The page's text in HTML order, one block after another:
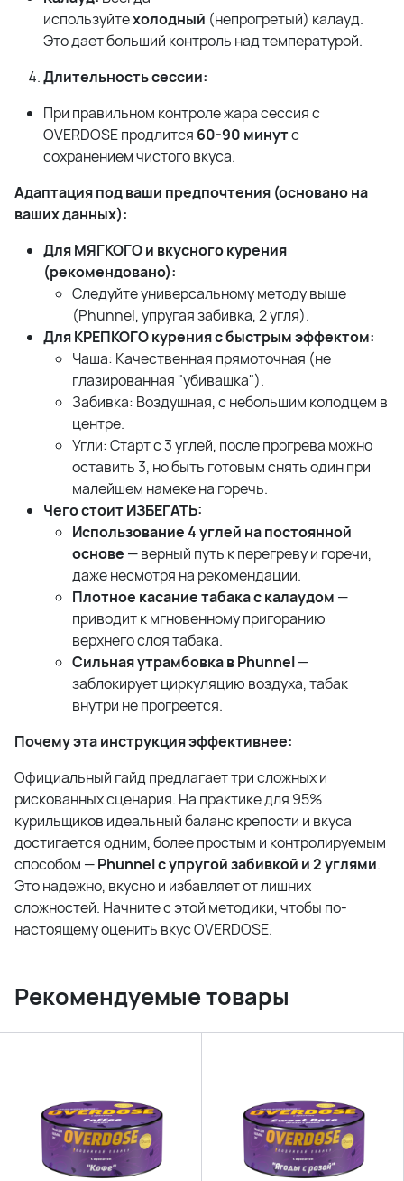
используйтехолодный (непрогретый) калауд.
Это дает больший контроль над температурой.
Длительность сессии:
При правильном контроле жара сессия с
OVERDOSE продлится 60-90 минутс
сохранением чистого вкуса.
Адаптация под ваши предпочтения (основано на
ваших данных):
Для МЯГКОГО и вкусного курения
(рекомендовано):
Следуйте универсальному методу выше
(Phunnel, упругая забивка, 2 угля).
Для КРЕПКОГО курения с быстрым эффектом:
Чаша: Качественная прямоточная (не
глазированная "убивашка").
Забивка: Воздушная, с небольшим колодцем в
центре.
Угли: Старт с 3 углей, после прогрева можно
оставить 3, но быть готовым снять один при
малейшем намеке на горечь.
Чего стоит ИЗБЕГАТЬ:
Использование 4 углей на постоянной
основе — верный путь к перегреву и горечи,
даже несмотря на рекомендации.
Плотное касание табака с калаудом —
приводит к мгновенному пригоранию
верхнего слоя табака.
Сильная утрамбовка в Phunnel—
заблокирует циркуляцию воздуха, табак
внутри не прогреется.
Почему эта инструкция эффективнее:
Официальный гайд предлагает три сложных и
рискованных сценария. На практике для 95%
курильщиков идеальный баланс крепости и вкуса
достигается одним, более простым и контролируемым
способом —Phunnel с упругой забивкой и 2 углями.
Это надежно, вкусно и избавляет от лишних
сложностей. Начните с этой методики, чтобы по-
настоящему оценить вкус OVERDOSE.
Рекомендуемые товары